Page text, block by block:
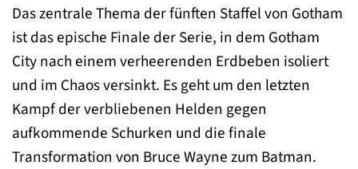
Das zentrale Thema der fünften Staffel von Gotham
ist das epische Finale der Serie, in dem Gotham
City nach einem verheerenden Erdbeben isoliert
und im Chaos versinkt. Es geht um den letzten
Kampf der verbliebenen Helden gegen
aufkommende Schurken und die finale
Transformation von Bruce Wayne zum Batman.